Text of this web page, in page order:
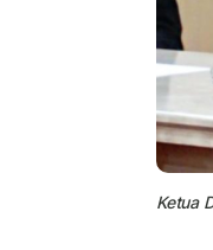
Ketua